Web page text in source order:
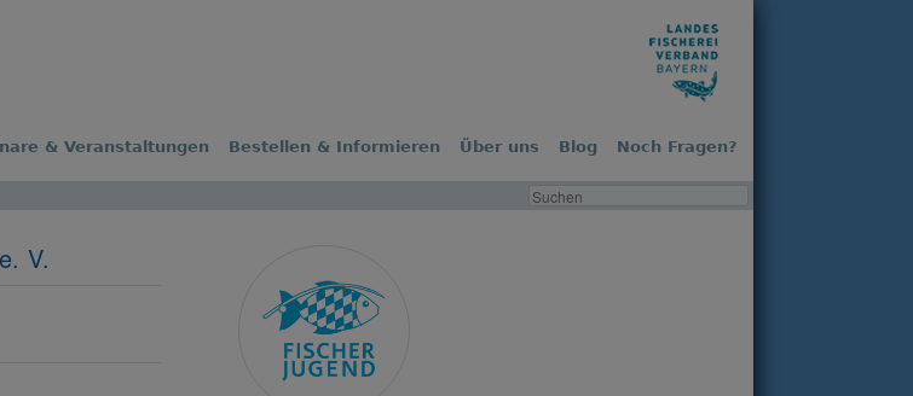
& Veranstaltungen Bestellen & Informieren Über uns Blog Noch Fragen?
V.